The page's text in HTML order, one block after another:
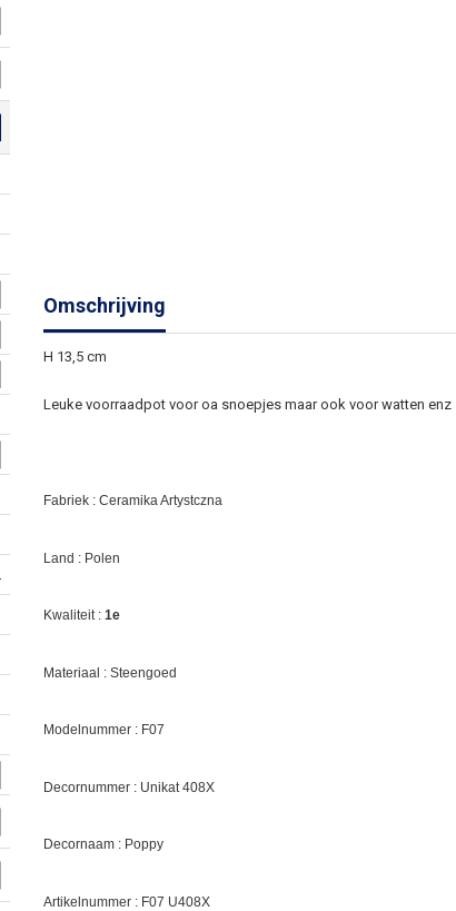
Omschrijving
H 13,5 cm
Leuke voorraadpot voor oa snoepjes maar ook voor watten enz
Fabriek : Ceramika Artystczna
Land : Polen
Kwaliteit : 1e
Materiaal : Steengoed
Modelnummer : F07
Decornummer : Unikat 408X
Decornaam : Poppy
Artikelnummer : F07 U408X